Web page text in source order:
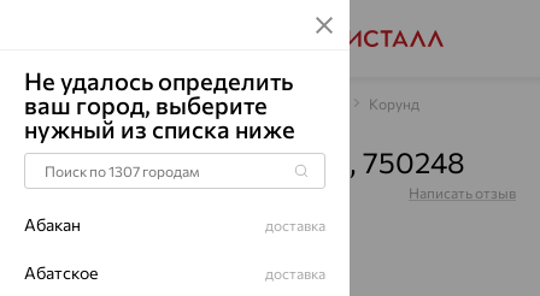
Главная Каталог Браслеты декоративные Корунд
Браслет, золото, корунд, 750248
Артикул:750248
Написать отзыв
Не удалось определить
ваш город, выберите
нужный из списка ниже
Абакан доставка
Абатское доставка